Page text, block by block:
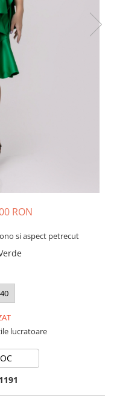
RON
si aspect petrecut
40
lucratoare